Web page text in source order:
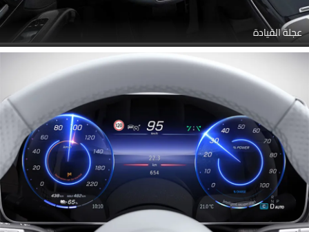
عجلة القيادة